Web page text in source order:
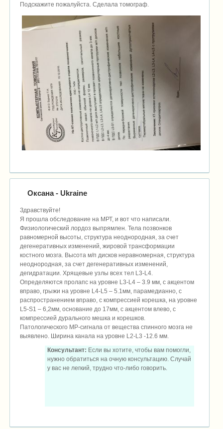
Подскажите пожалуйста. Сделала томограф.
Оксана- Ukraine
Здравствуйте!
Я прошла обследование на МРТ, и вот что написали.
Физиологический лордоз выпрямлен. Тела позвонков
равномерной высоты, структура неоднородная, за счет
дегенеративных изменений, жировой трансформации
костного мозга. Высота м/п дисков неравномерная, структура
неоднородная, за счет дегенеративных изменений,
дегидратации. Хрящевые узлы всех тел L3-L4.
Определяются пролапс на уровне L3-L4 – 3.9 мм, с акцентом
вправо, грыжи на уровне L4-L5 – 5.1мм, парамедианно, с
распространением вправо, с компрессией корешка, на уровне
L5-S1 – 6,2мм, основание до 17мм, с акцентом влево, с
компрессией дурального мешка и корешков.
Патологического МР-сигнала от вещества спинного мозга не
выявлено. Ширина канала на уровне L2-L3 -12.6 мм.
Консультант: Если вы хотите, чтобы вам помогли,
нужно обратиться на очную консультацию. Случай
у вас не легкий, трудно что-либо говорить.